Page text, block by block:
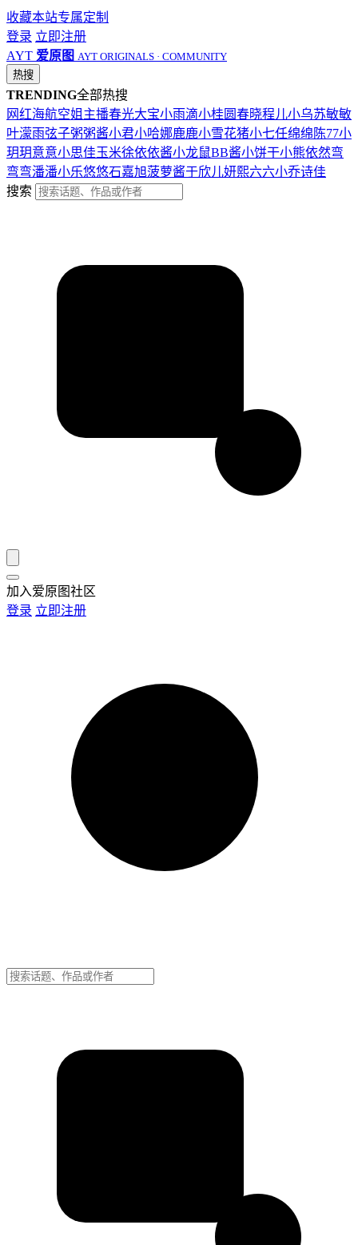
收藏本站专属定制
登录 立即注册
AYT 爱原图 AYT ORIGINALS · COMMUNITY
热搜
TRENDING全部热搜
网红海航空姐 主播春光大宝小雨滴小桂圆春晓程儿小乌苏敏敏
叶濛雨弦子粥粥酱小君小哈娜鹿鹿小雪花猪小七任绵绵 陈77小
玥玥意意小思佳玉米徐依依酱小龙鼠BB酱小饼干小熊依然弯
弯弯潘潘小乐悠悠石嘉旭菠萝酱于欣儿妍熙六六小乔诗佳
搜索
加入爱原图社区
登录 立即注册